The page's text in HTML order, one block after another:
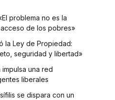
problema no es la
de los pobres»
la Ley de Propiedad:
seguridad y libertad»
una red
liberales
se dispara con un